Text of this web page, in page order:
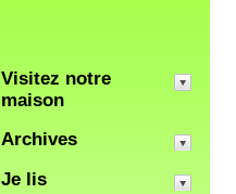
Visitez notre
maison
Archives
Je lis